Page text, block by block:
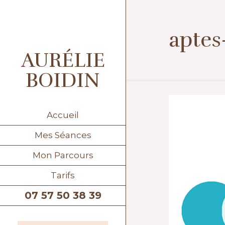
AURÉLIE
BOIDIN
Accueil
Mes Séances
Mon Parcours
Tarifs
07 57 50 38 39